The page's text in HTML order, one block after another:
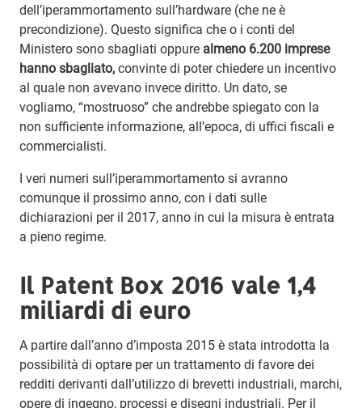
dell’iperammortamento sull’hardware (che ne è
precondizione). Questo significa che o i conti del
Ministero sono sbagliati oppure almeno 6.200 imprese
hanno sbagliato, convinte di poter chiedere un incentivo
al quale non avevano invece diritto. Un dato, se
vogliamo, “mostruoso” che andrebbe spiegato con la
non sufficiente informazione, all’epoca, di uffici fiscali e
commercialisti.
I veri numeri sull’iperammortamento si avranno
comunque il prossimo anno, con i dati sulle
dichiarazioni per il 2017, anno in cui la misura è entrata
a pieno regime.
Il Patent Box 2016 vale 1,4
miliardi di euro
A partire dall’anno d’imposta 2015 è stata introdotta la
possibilità di optare per un trattamento di favore dei
redditi derivanti dall’utilizzo di brevetti industriali, marchi,
opere di ingegno, processi e disegni industriali. Per il